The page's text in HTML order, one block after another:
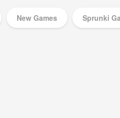
New Games Sprunki